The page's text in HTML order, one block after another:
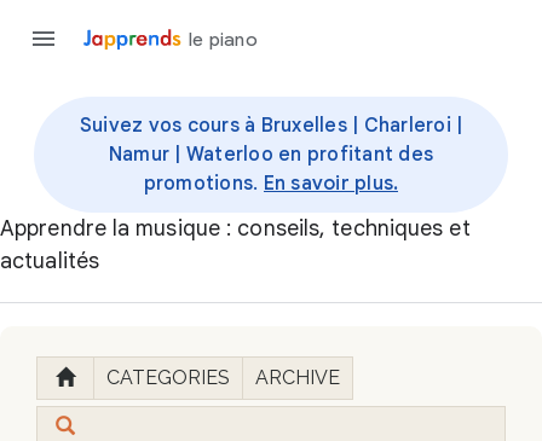
le piano
Suivez vos cours à Bruxelles | Charleroi |
Namur | Waterloo en profitant des
promotions. En savoir plus.
Apprendre la musique : conseils, techniques et
actualités
CATEGORIES ARCHIVE